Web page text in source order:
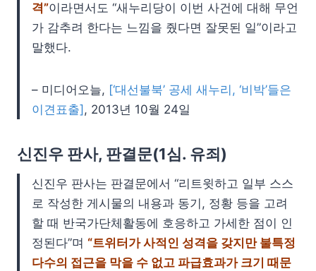
격”이라면서도 “새누리당이 이번 사건에 대해 무언
가 감추려 한다는 느낌을 줬다면 잘못된 일”이라고
말했다.
– 미디어오늘, [‘대선불북’ 공세 새누리, ‘비박’들은
이견표출] , 2013년 10월 24일
신진우 판사, 판결문(1심. 유죄)
신진우 판사는 판결문에서 “리트윗하고 일부 스스
로 작성한 게시물의 내용과 동기, 정황 등을 고려
할 때 반국가단체활동에 호응하고 가세한 점이 인
정된다”며 “트위터가 사적인 성격을 갖지만 불특정
다수의 접근을 막을 수 없고 파급효과가 크기 때문